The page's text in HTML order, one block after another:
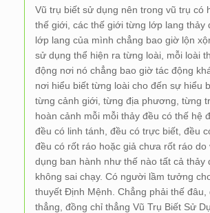
Vũ trụ biết sử dụng nên trong vũ trụ có
thế giới, các thế giới từng lớp lang thảy
lớp lang của mình chẳng bao giờ lộn
sử dụng thể hiện ra từng loài, mỗi loài
động nơi nó chẳng bao giờ tác động
nơi hiểu biết từng loài cho đến sự hiểu
từng cảnh giới, từng địa phương, từng
hoàn cảnh mỗi mỗi thảy đều có thế hệ
đều có linh tánh, đều có trực biết, đều
đều có rốt ráo hoặc giả chưa rốt ráo do
dụng ban hành như thế nào tất cả thảy
không sai chạy. Có người lầm tưởng
thuyết Định Mệnh. Chẳng phải thế đâu,
thẳng, đồng chỉ thẳng Vũ Trụ Biết Sử